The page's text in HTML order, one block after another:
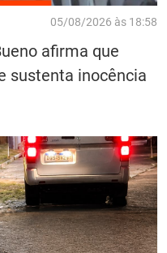
05/08/2026 às 18:58
afirma que
sustenta inocência